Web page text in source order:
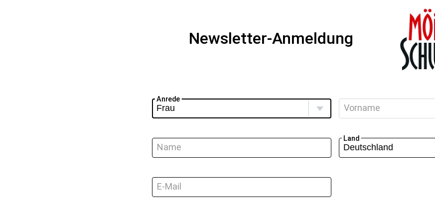
Newsletter-Anmeldung
Anrede
Vorname
Name
Land
E-Mail